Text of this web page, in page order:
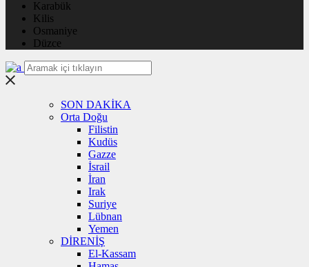
Karabük
Kilis
Osmaniye
Düzce
SON DAKİKA
Orta Doğu
Filistin
Kudüs
Gazze
İsrail
İran
Irak
Suriye
Lübnan
Yemen
DİRENİŞ
El-Kassam